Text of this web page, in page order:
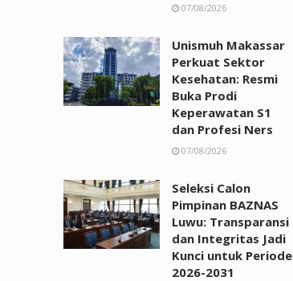
07/08/2026
Unismuh Makassar
Perkuat Sektor
Kesehatan: Resmi
Buka Prodi
Keperawatan S1
dan Profesi Ners
07/08/2026
Seleksi Calon
Pimpinan BAZNAS
Luwu: Transparansi
dan Integritas Jadi
Kunci untuk Periode
2026-2031